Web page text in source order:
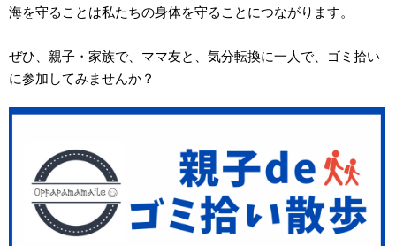
海を守ることは私たちの身体を守ることにつながります。
ぜひ、親子・家族で、ママ友と、気分転換に一人で、ゴミ拾い
に参加してみませんか？